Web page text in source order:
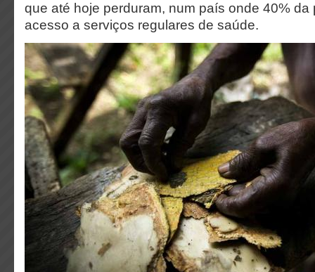
que até hoje perduram, num país onde 40% da
acesso a serviços regulares de saúde.